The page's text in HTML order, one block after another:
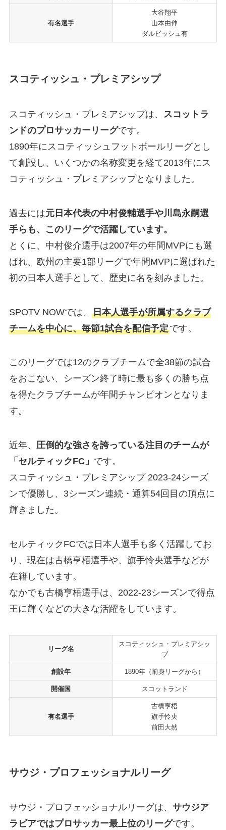
有名選手
大谷翔平
山本由伸
ダルビッシュ有
スコティッシュ・プレミアシップ
スコティッシュ・プレミアシップは、
スコットラ
ンドのプロサッカーリーグです。
1890年にスコティッシュフットボールリーグとし
て創設し、いくつかの名称変更を経て2013年にス
コティッシュ・プレミアシップとなりました。
過去には元日本代表の中村俊輔選手や川島永嗣選
手らも、このリーグで活躍しています。
とくに、中村俊介選手は2007年の年間MVPにも選
ばれ、欧州の主要1部リーグで年間MVPに選ばれた
初の日本人選手として、歴史に名を刻みました。
SPOTV NOWでは、 日本人選手が所属するクラブ
チームを中心に、毎節1試合を配信予定です。
このリーグでは12のクラブチームで全38節の試合
をおこない、シーズン終了時に最も多くの勝ち点
を得たクラブチームが年間チャンピオンとなりま
す。
近年、 圧倒的な強さを誇っている注目のチームが
「セルティックFC」 です。
スコティッシュ・プレミアシップ 2023-24シーズ
ンで優勝し、3シーズン連続・通算54回目の頂点に
輝きました。
セルティックFCでは日本人選手も多く活躍してお
り、現在は古橋亨梧選手や、旗手怜央選手などが
在籍しています。
なかでも古橋亨梧選手は、2022-23シーズンで得点
王に輝くなどの大きな活躍をしています。
リーグ名
スコティッシュ・プレミアシッ
プ
創設年 1890年（前身リーグから）
開催国 スコットランド
有名選手
古橋亨梧
旗手怜央
前田大然
サウジ・プロフェッショナルリーグ
サウジ・プロフェッショナルリーグは、 サウジア
ラビアではプロサッカー最上位のリーグです。